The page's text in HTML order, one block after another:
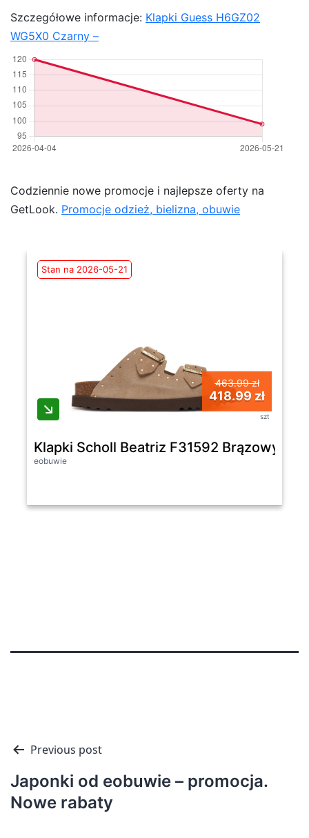
Szczegółowe informacje: Klapki Guess H6GZ02
WG5X0 Czarny –
Codziennie nowe promocje i najlepsze oferty na
GetLook. Promocje odzież, bielizna, obuwie
Stan na 2026-05-21
463.99 zł
418.99 zł
szt
Klapki Scholl Beatriz F31592 Brązowy -
eobuwie
Nawigacja
wpisu
Previous post
Japonki od eobuwie – promocja.
Nowe rabaty